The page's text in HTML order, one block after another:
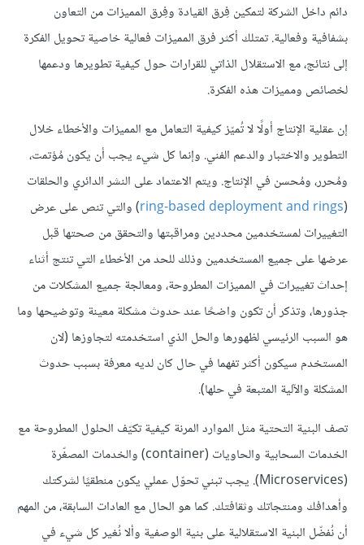
دائم داخل الشركة لتمكين فِرق القيادة وفِرق المميزات من التعاون
بشفافية وفعالية. تمتلك أكثر فرق المميزات فعالية خاصية تحويل الفكرة
إلى نتائج، مع الاستقلال الذاتي للقرارات حول كيفية تطويرها ودعمها
لخصائص ومميزات هذه الفكرة.
إن عقلية الإنتاج أولًا لا تُميّز كيفية التعامل مع المميزات والأخطاء خلال
التطوير والاختبار والدعم الفني. وإنما كل شيء يجب أن يكون مُؤتمت،
ومُحرر، ومُحسن في الإنتاج. ويتم الاعتماد على النشر الدائري والحلقات
(
ring-based deployment and rings) والتي تنص على عرض
التغييرات لمستخدمين محددين ومراقبتها والتحقق من صحتها قبل
عرضها على جميع المستخدمين وذلك للحد من الأخطاء التي تنتج أثناء
إحداث تغييرات في المميزات المطروحة، ومعالجة جميع المشكلات من
جذورها، وتذكر أن تكون واضحًا عند حدوث مشكلة معينة وتوضيحها وما
هو السبب الرئيسي لظهورها والحل الذي استخدمته لتجاوزها (لان
المستخدم سيكون أكثر تفهما في حال كان لديه معرفة بسبب حدوث
المشكلة والآلية المتبعة في حلها).
تصف البنية التحتية مثل الموارد المرنة كيفية تكيّف الحلول المطروحة مع
الخدمات السحابية والحاويات (container) والخدمات المصغّرة
(Microservices). يجب تبني تحوّل عملي يكون منطقيًا لشركتك
وأهدافك ومنتجاتك وثقافتك. كما هو الحال مع العادات السابقة، من المهم
أن نُفضّل البنية الاستقلالية على بنية الوصفية وألا نُغير كل شيء في